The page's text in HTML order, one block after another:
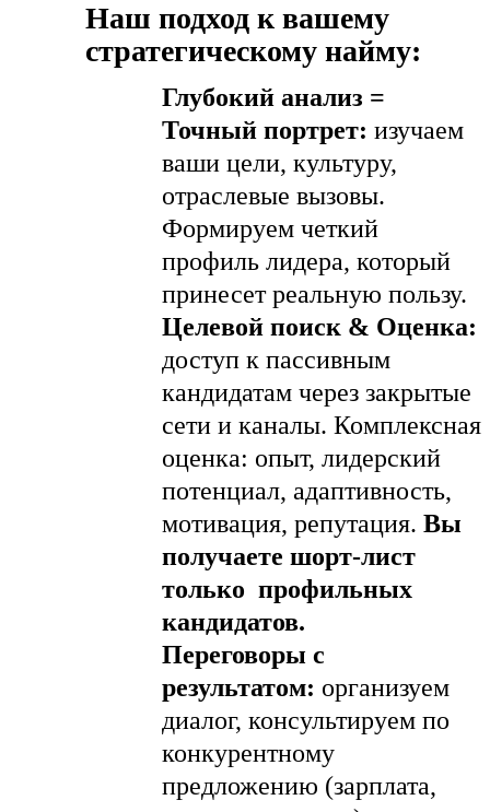
Наш подход к вашему
стратегическому найму:
Глубокий анализ =
Точный портрет: изучаем
ваши цели, культуру,
отраслевые вызовы.
Формируем четкий
профиль лидера, который
принесет реальную пользу.
Целевой поиск & Оценка:
доступ к пассивным
кандидатам через закрытые
сети и каналы. Комплексная
оценка: опыт, лидерский
потенциал, адаптивность,
мотивация, репутация. Вы
получаете шорт-лист
только профильных
кандидатов.
Переговоры с
результатом: организуем
диалог, консультируем по
конкурентному
предложению (зарплата,